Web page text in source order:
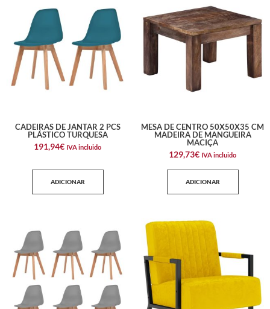
CADEIRAS DE JANTAR 2 PCS
PLÁSTICO TURQUESA
191,94€ IVA incluido
ADICIONAR
MESA DE CENTRO 50X50X35 CM
MADEIRA DE MANGUEIRA
MACIÇA
129,73€ IVA incluido
ADICIONAR